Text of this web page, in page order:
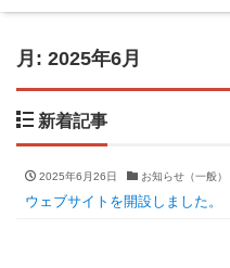
月: 2025年6月
新着記事
2025年6月26日 お知らせ（一般）
ウェブサイトを開設しました。